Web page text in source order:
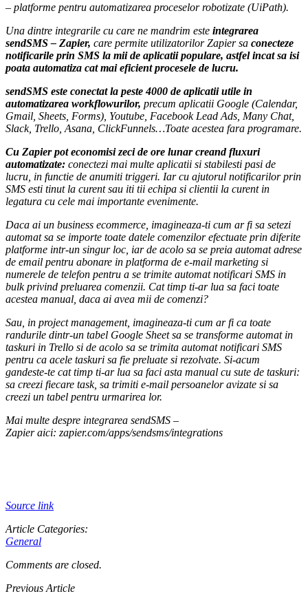
– platforme pentru automatizarea proceselor robotizate (UiPath).
Una dintre integrarile cu care ne mandrim este integrarea
sendSMS – Zapier, care permite utilizatorilor Zapier sa conecteze
notificarile prin SMS la mii de aplicatii populare, astfel incat sa isi
poata automatiza cat mai eficient procesele de lucru.
sendSMS este conectat la peste 4000 de aplicatii utile in
automatizarea workflowurilor, precum aplicatii Google (Calendar,
Gmail, Sheets, Forms), Youtube, Facebook Lead Ads, Many Chat,
Slack, Trello, Asana, ClickFunnels…Toate acestea fara programare.
Cu Zapier pot economisi zeci de ore lunar creand fluxuri
automatizate: conectezi mai multe aplicatii si stabilesti pasi de
lucru, in functie de anumiti triggeri. Iar cu ajutorul notificarilor prin
SMS esti tinut la curent sau iti tii echipa si clientii la curent in
legatura cu cele mai importante evenimente.
Daca ai un business ecommerce, imagineaza-ti cum ar fi sa setezi
automat sa se importe toate datele comenzilor efectuate prin diferite
platforme intr-un singur loc, iar de acolo sa se preia automat adrese
de email pentru abonare in platforma de e-mail marketing si
numerele de telefon pentru a se trimite automat notificari SMS in
bulk privind preluarea comenzii. Cat timp ti-ar lua sa faci toate
acestea manual, daca ai avea mii de comenzi?
Sau, in project management, imagineaza-ti cum ar fi ca toate
randurile dintr-un tabel Google Sheet sa se transforme automat in
taskuri in Trello si de acolo sa se trimita automat notificari SMS
pentru ca acele taskuri sa fie preluate si rezolvate. Si-acum
gandeste-te cat timp ti-ar lua sa faci asta manual cu sute de taskuri:
sa creezi fiecare task, sa trimiti e-mail persoanelor avizate si sa
creezi un tabel pentru urmarirea lor.
Mai multe despre integrarea sendSMS –
Zapier aici: zapier.com/apps/sendsms/integrations
Source link
Article Categories:
General
Comments are closed.
Previous Article